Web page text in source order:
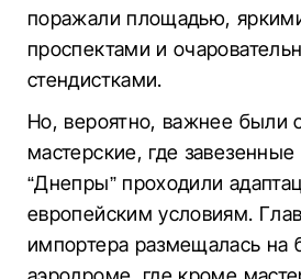
поражали площадью,
проспектами и
стендистками.
Но, вероятно, важнее были
мастерские, где завезенные
“Днепры” проходили
европейским условиям.
импортера размещалась